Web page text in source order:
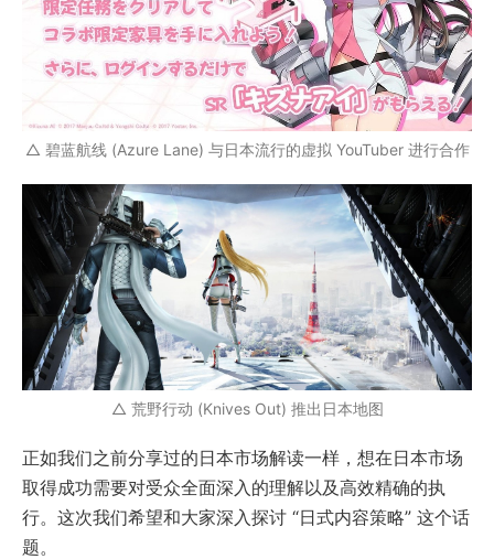
△ 碧蓝航线 (Azure Lane) 与日本流行的虚拟 YouTuber 进行合作
△ 荒野行动 (Knives Out) 推出日本地图
正如我们之前分享过的日本市场解读一样，想在日本市场
取得成功需要对受众全面深入的理解以及高效精确的执
行。这次我们希望和大家深入探讨 “日式内容策略” 这个话
题。